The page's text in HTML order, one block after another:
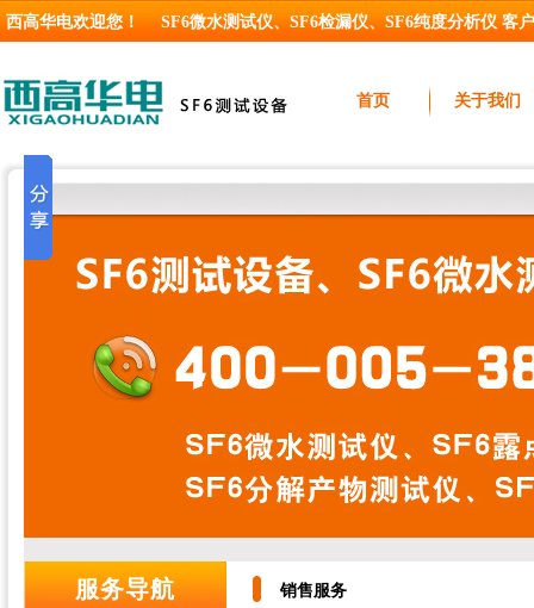
西高华电欢迎您！ SF6微水测试仪、 SF6检漏仪、 SF6纯度分析仪 客
首页 关于我们
服务导航 销售服务